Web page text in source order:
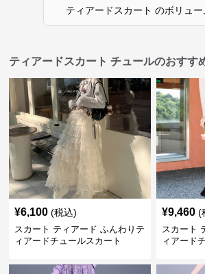
ティアードスカート のボリュー
ティアードスカート チュールのおすす
¥6,100 (税込)
スカート ティアード ふんわりテ
ィアードチュールスカート
¥9,460 (
スカート
ィアード